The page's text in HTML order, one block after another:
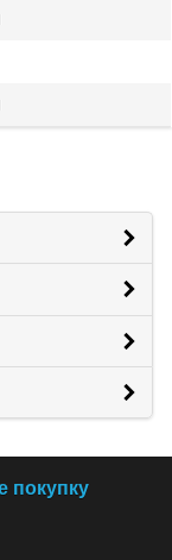
покупку